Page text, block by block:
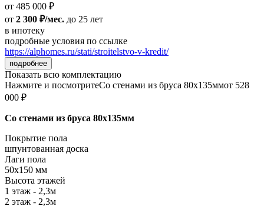
от 485 000 ₽
от 2 300 ₽/мес. до 25 лет
в ипотеку
подробные условия по ссылке
https://alphomes.ru/stati/stroitelstvo-v-kredit/
подробнее
Показать всю комплектацию
Нажмите и посмотритеСо стенами из бруса 80х135ммот 528
000 ₽
Со стенами из бруса 80х135мм
Покрытие пола
шпунтованная доска
Лаги пола
50х150 мм
Высота этажей
1 этаж - 2,3м
2 этаж - 2,3м